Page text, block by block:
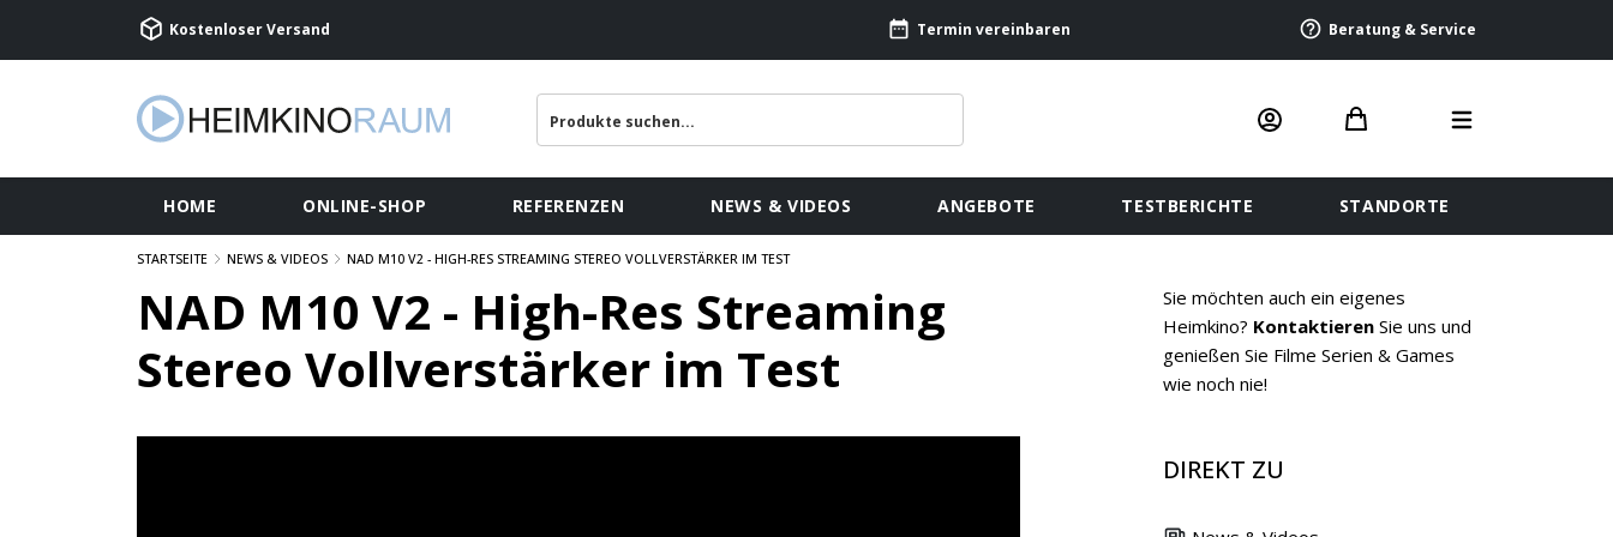
Kostenloser Versand Termin vereinbaren Beratung & Service
HOME ONLINE-SHOP REFERENZEN NEWS & VIDEOS ANGEBOTE TESTBERICHTE STANDORTE
STARTSEITE NEWS & VIDEOS NAD M10 V2 - HIGH-RES STREAMING STEREO VOLLVERSTÄRKER IM TEST
NAD M10 V2 - High-Res Streaming
Stereo Vollverstärker im Test
Sie möchten auch ein eigenes
Heimkino? Kontaktieren Sie uns und
genießen Sie Filme Serien & Games
wie noch nie!
DIREKT ZU